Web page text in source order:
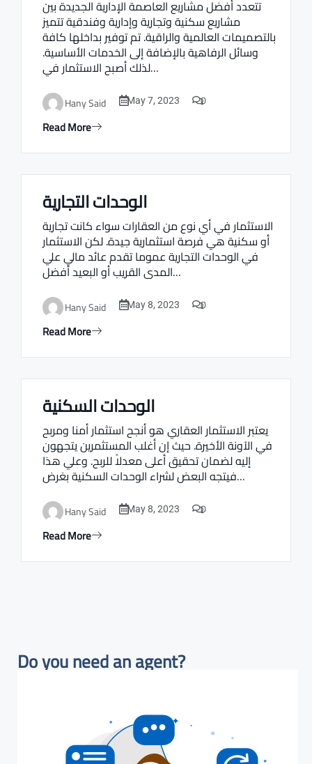
تتعدد أفضل مشاريع العاصمة الإدارية الجديدة بين
مشاريع سكنية وتجارية وإدارية وفندقية تتميز
بالتصميمات العالمية والراقية. تم توفير بداخلها كافة
وسائل الرفاهية بالإضافة إلى الخدمات الأساسية.
لذلك أصبح الاستثمار في…
Hany Said May 7, 2023 0
Read More
Real estate Estate ville
الوحدات التجارية
الاستثمار في أي نوع من العقارات سواء كانت تجارية
أو سكنية هي فرصة استثمارية جيدة. لكن الاستثمار
في الوحدات التجارية عموما تقدم عائد مالي علي
المدى القريب أو البعيد أفضل…
Hany Said May 8, 2023 0
Read More
Real estate Estate ville
الوحدات السكنية
يعتبر الاستثمار العقاري هو أنجح استثمار أمنا ومربح
في الآونة الأخيرة. حيث إن أغلب المستثمرين يتجهون
إليه لضمان تحقيق أعلى معدلاً للربح. وعلي هذا
فيتجه البعض لشراء الوحدات السكنية بغرض…
Hany Said May 8, 2023 0
Read More
Do you need an agent?​